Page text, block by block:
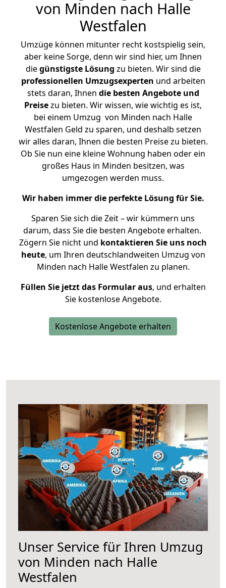
von Minden nach Halle
Westfalen
Umzüge können mitunter recht kostspielig sein,
aber keine Sorge, denn wir sind hier, um Ihnen
diegünstigste Lösung zu bieten. Wir sind die
professionellen Umzugsexperten und arbeiten
stets daran, Ihnen die besten Angebote und
Preisezu bieten. Wir wissen, wie wichtig es ist,
bei einem Umzug von Minden nach Halle
Westfalen Geld zu sparen, und deshalb setzen
wir alles daran, Ihnen die besten Preise zu bieten.
Ob Sie nun eine kleine Wohnung haben oder ein
großes Haus in Minden besitzen, was
umgezogen werden muss.
Wir haben immer die perfekte Lösung für Sie.
Sparen Sie sich die Zeit – wir kümmern uns
darum, dass Sie die besten Angebote erhalten.
Zögern Sie nicht und kontaktieren Sie uns noch
heute, um Ihren deutschlandweiten Umzug von
Minden nach Halle Westfalen zu planen.
Füllen Sie jetzt das Formular aus, und erhalten
Sie kostenlose Angebote.
Kostenlose Angebote erhalten
Unser Service für Ihren Umzug
von Minden nach Halle
Westfalen